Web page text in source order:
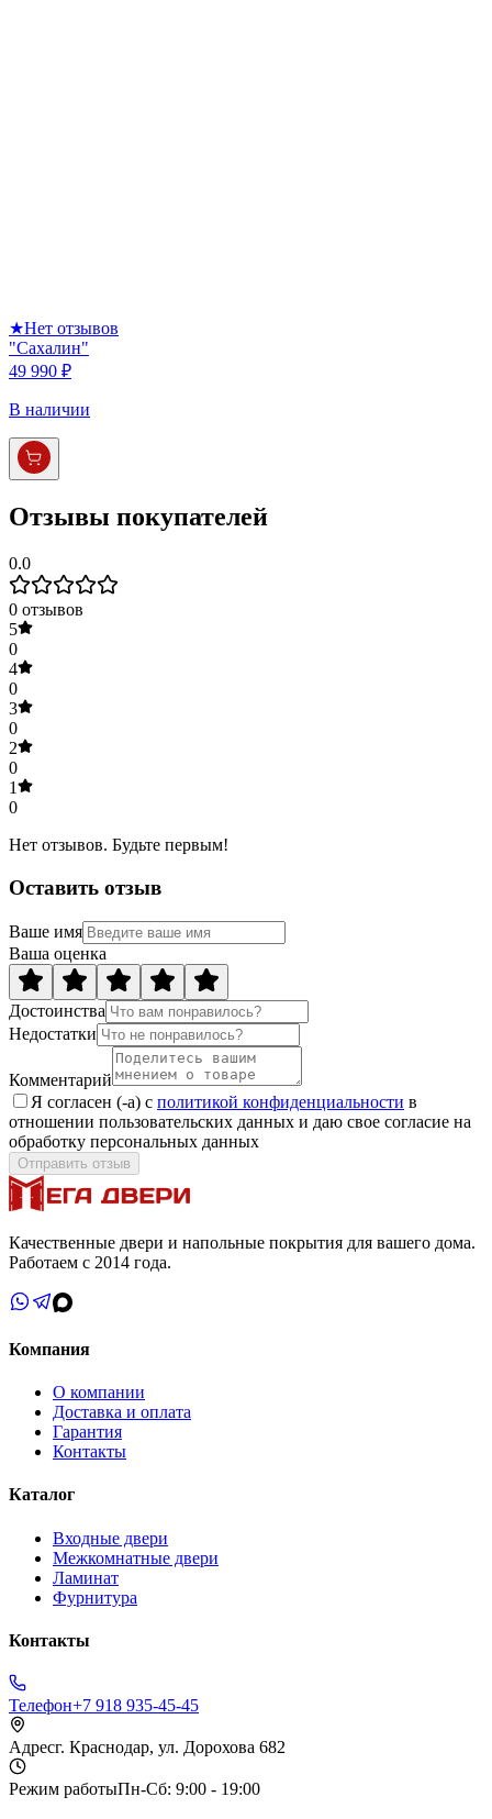
★Нет отзывов
"Сахалин"
49 990 ₽
В наличии
Отзывы покупателей
0.0
0 отзывов
5
0
4
0
3
0
2
0
1
0
Нет отзывов. Будьте первым!
Оставить отзыв
Ваше имя
Ваша оценка
Достоинства
Недостатки
Комментарий
Я согласен (-а) с политикой конфиденциальности в
отношении пользовательских данных и даю свое согласие на
обработку персональных данных
Отправить отзыв
Качественные двери и напольные покрытия для вашего дома.
Работаем с 2014 года.
Компания
О компании
Доставка и оплата
Гарантия
Контакты
Каталог
Входные двери
Межкомнатные двери
Ламинат
Фурнитура
Контакты
Телефон+7 918 935-45-45
Адресг. Краснодар, ул. Дорохова 682
Режим работыПн-Сб: 9:00 - 19:00